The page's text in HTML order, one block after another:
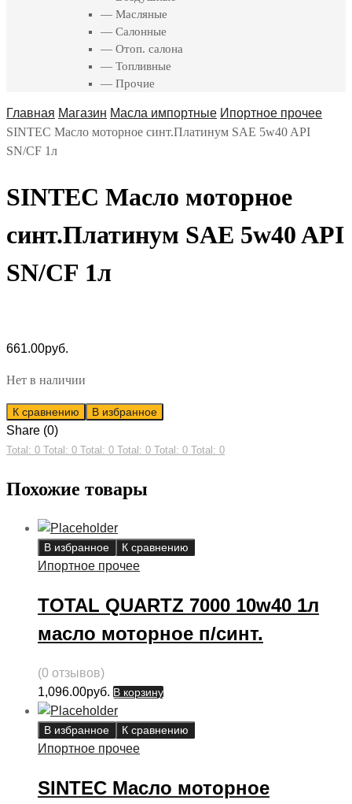
— Масляные
— Салонные
— Отоп. салона
— Топливные
— Прочие
Главная Магазин Масла импортные Ипортное прочее
SINTEC Масло моторное синт.Платинум SAE 5w40 API
SN/CF 1л
SINTEC Масло моторное
синт.Платинум SAE 5w40 API
SN/CF 1л
661.00руб.
Нет в наличии
К сравнению В избранное
Share (0)
Total: 0 Total: 0 Total: 0 Total: 0 Total: 0 Total: 0
Похожие товары
В избранное К сравнению
Ипортное прочее
TOTAL QUARTZ 7000 10w40 1л
масло моторное п/синт.
(0 отзывов)
1,096.00руб. В корзину
В избранное К сравнению
Ипортное прочее
SINTEC Масло моторное